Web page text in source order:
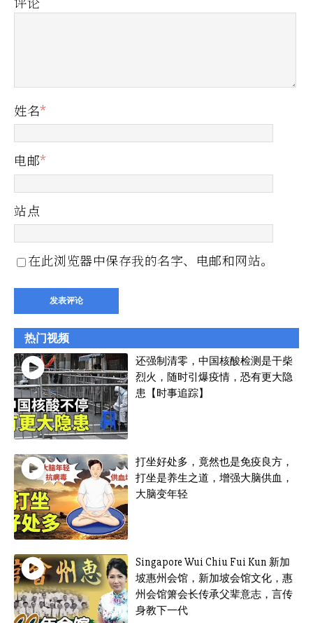
姓名*
电邮*
站点
在此浏览器中保存我的名字、电邮和网站。
热门视频
还强制清零，中国核酸检测是干柴
烈火，随时引爆疫情，恐有更大隐
患【时事追踪】
打坐好处多，竟然也是免疫良方，
打坐是养生之道，增强大脑供血，
大脑变年轻
Singapore Wui Chiu Fui Kun 新加
坡惠州会馆，新加坡会馆文化，惠
州会馆箫会长传承父辈意志，言传
身教下一代